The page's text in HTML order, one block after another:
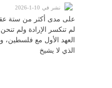
نشر في 10-1-2026
على مدى أكثر من ستة
لم تنكسر الإرادة ولم
العهد الأول مع فلسطين،
الذي لا يشيخ